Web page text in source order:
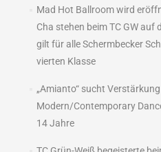
Mad Hot Ballroom wird
Cha stehen beim TC GW
gilt für alle Schermbecker
vierten Klasse
„Amianto“ sucht
Modern/Contemporary
14 Jahre